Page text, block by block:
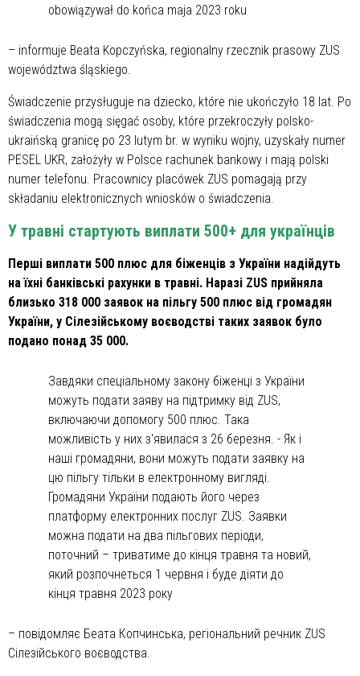
obowiązywał do końca maja 2023 roku
– informuje Beata Kopczyńska, regionalny rzecznik prasowy ZUS
województwa śląskiego.
Świadczenie przysługuje na dziecko, które nie ukończyło 18 lat. Po
świadczenia mogą sięgać osoby, które przekroczyły polsko-
ukraińską granicę po 23 lutym br. w wyniku wojny, uzyskały numer
PESEL UKR, założyły w Polsce rachunek bankowy i mają polski
numer telefonu. Pracownicy placówek ZUS pomagają przy
składaniu elektronicznych wniosków o świadczenia.
У травні стартують виплати 500+ для українців
Перші виплати 500 плюс для біженців з України надійдуть
на їхні банківські рахунки в травні. Наразі ZUS прийняла
близько 318 000 заявок на пільгу 500 плюс від громадян
України, у Сілезійському воєводстві таких заявок було
подано понад 35 000.
Завдяки спеціальному закону біженці з України
можуть подати заяву на підтримку від ZUS,
включаючи допомогу 500 плюс. Така
можливість у них з'явилася з 26 березня. - Як і
наші громадяни, вони можуть подати заявку на
цю пільгу тільки в електронному вигляді.
Громадяни України подають його через
платформу електронних послуг ZUS. Заявки
можна подати на два пільгових періоди,
поточний – триватиме до кінця травня та новий,
який розпочнеться 1 червня і буде діяти до
кінця травня 2023 року
– повідомляє Беата Копчинська, регіональний речник ZUS
Сілезійського воєводства.